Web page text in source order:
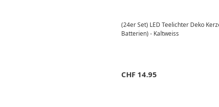
(24er Set) LED Teelichter Deko
Batterien) - Kaltweiss
CHF 14.95